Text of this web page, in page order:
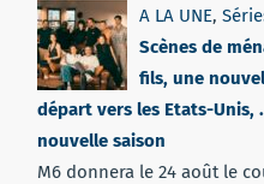
A LA UNE,
Scènes de
fils, une
départ vers les Etats-
nouvelle saison
M6 donnera le 24 août le